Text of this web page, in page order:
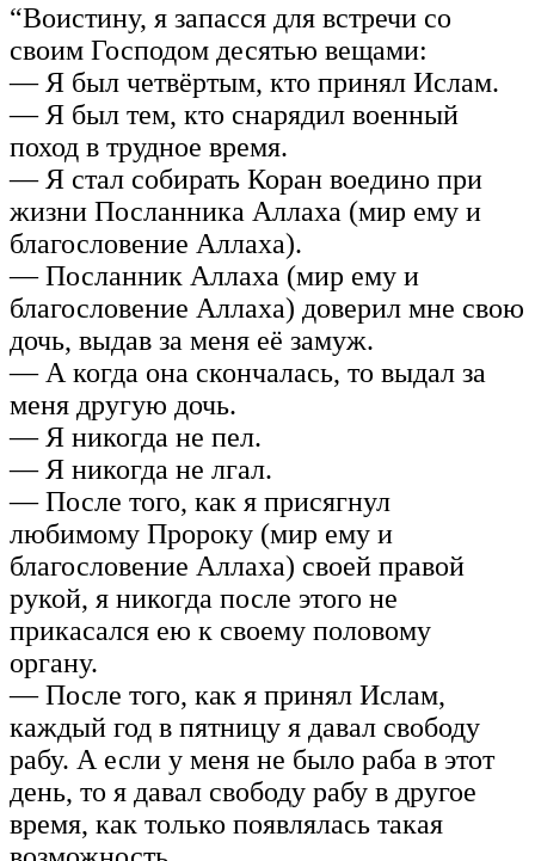
“Воистину, я запасся для встречи со
своим Господом десятью вещами:
— Я был четвёртым, кто принял Ислам.
— Я был тем, кто снарядил военный
поход в трудное время.
— Я стал собирать Коран воедино при
жизни Посланника Аллаха (мир ему и
благословение Аллаха).
— Посланник Аллаха (мир ему и
благословение Аллаха) доверил мне свою
дочь, выдав за меня её замуж.
— А когда она скончалась, то выдал за
меня другую дочь.
— Я никогда не пел.
— Я никогда не лгал.
— После того, как я присягнул
любимому Пророку (мир ему и
благословение Аллаха) своей правой
рукой, я никогда после этого не
прикасался ею к своему половому
органу.
— После того, как я принял Ислам,
каждый год в пятницу я давал свободу
рабу. А если у меня не было раба в этот
день, то я давал свободу рабу в другое
время, как только появлялась такая